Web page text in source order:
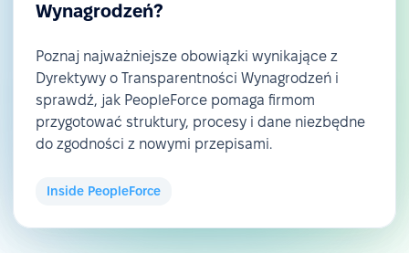
Wynagrodzeń?
Poznaj najważniejsze obowiązki wynikające z
Dyrektywy o Transparentności Wynagrodzeń i
sprawdź, jak PeopleForce pomaga firmom
przygotować struktury, procesy i dane niezbędne
do zgodności z nowymi przepisami.
Inside PeopleForce